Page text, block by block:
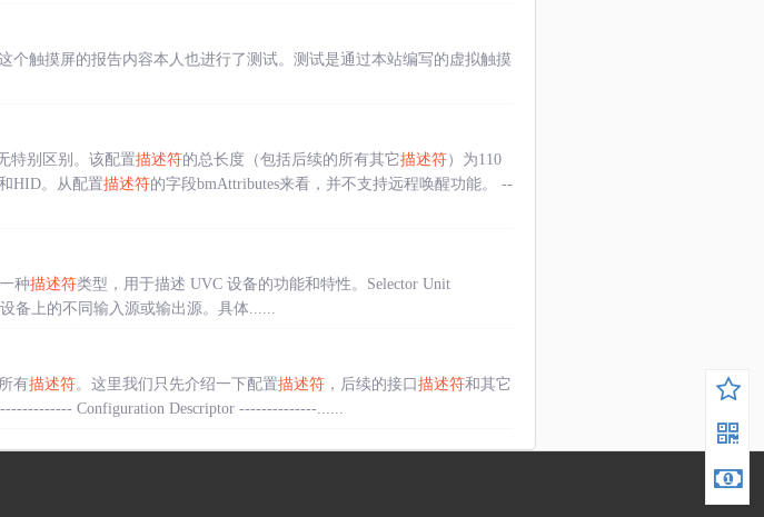
个触摸屏的报告内容本人也进行了测试。测试是通过本站编写的虚拟触摸
特别区别。该配置描述符的总长度（包括后续的所有其它描述符）为110
HID。从配置描述符的字段bmAttributes来看，并不支持远程唤醒功能。 --
种描述符类型，用于描述 UVC 设备的功能和特性。Selector Unit
备上的不同输入源或输出源。具体......
有描述符。这里我们只先介绍一下配置描述符，后续的接口 描述符和其它
Configuration Descriptor --------------......